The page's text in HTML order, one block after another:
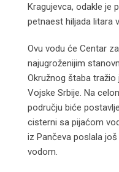
Kragujevca, odakle je
petnaest hiljada litara
Ovu vodu će Centar
najugroženijim
Okružnog štaba
Vojske Srbije. Na
području biće
cisterni sa pijaćom
iz Pančeva poslala
vodom.